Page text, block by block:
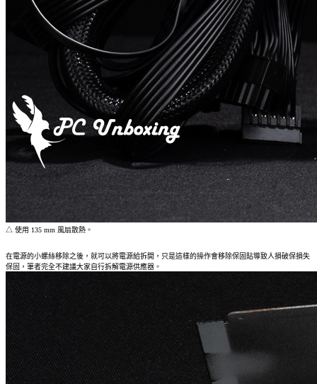
△ 使用 135 mm 風扇散熱。
在電源的小螺絲移除之後，就可以將電源給拆開，只是這樣的操作會移除保固貼導致人損破保損失
保固，筆者完全不建議大家自行拆解電源供應器。